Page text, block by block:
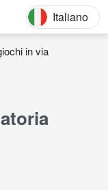
Italiano
in via